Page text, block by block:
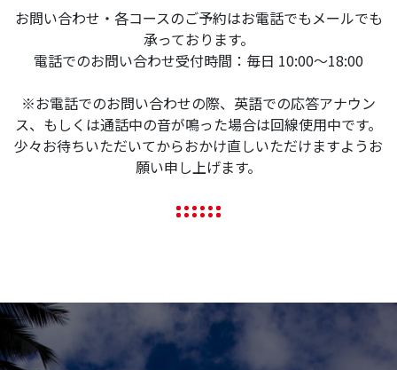
お問い合わせ・各コースのご予約はお電話でもメールでも
承っております。
電話でのお問い合わせ受付時間：毎日 10:00～18:00
※お電話でのお問い合わせの際、英語での応答アナウン
ス、もしくは通話中の音が鳴った場合は回線使用中です。
少々お待ちいただいてからおかけ直しいただけますようお
願い申し上げます。